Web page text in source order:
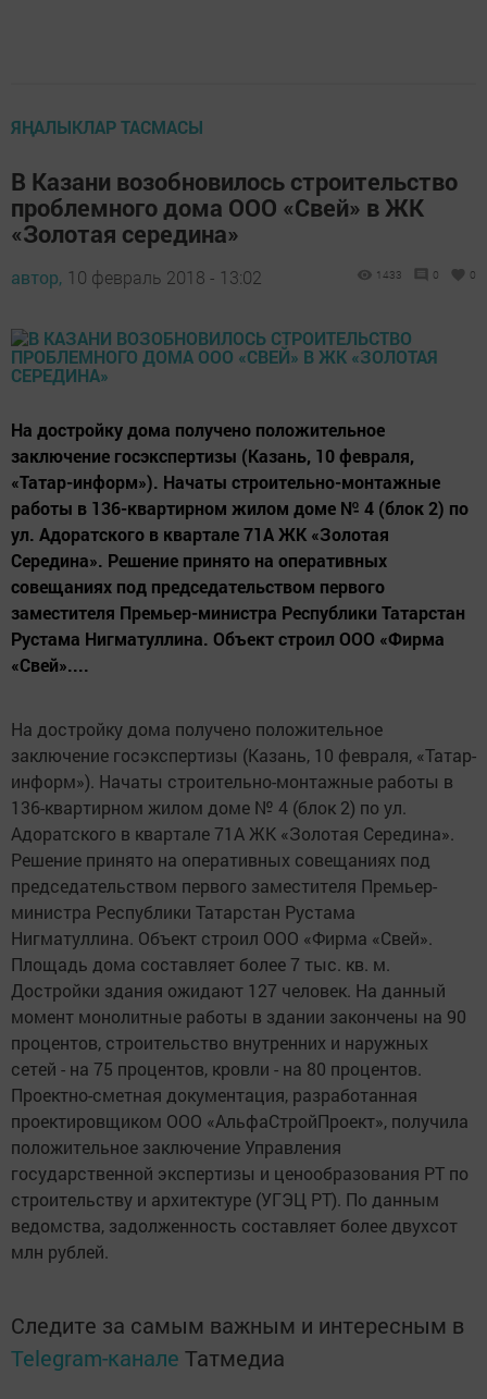
ЯҢАЛЫКЛАР ТАСМАСЫ
В Казани возобновилось строительство
проблемного дома ООО «Свей» в ЖК
«Золотая середина»
автор, 10 февраль 2018 - 13:02 1433 0 0
На достройку дома получено положительное
заключение госэкспертизы (Казань, 10 февраля,
«Татар-информ»). Начаты строительно-монтажные
работы в 136-квартирном жилом доме № 4 (блок 2) по
ул. Адоратского в квартале 71А ЖК «Золотая
Середина». Решение принято на оперативных
совещаниях под председательством первого
заместителя Премьер-министра Республики Татарстан
Рустама Нигматуллина. Объект строил ООО «Фирма
«Свей»....
На достройку дома получено положительное
заключение госэкспертизы (Казань, 10 февраля, «Татар-
информ»). Начаты строительно-монтажные работы в
136-квартирном жилом доме № 4 (блок 2) по ул.
Адоратского в квартале 71А ЖК «Золотая Середина».
Решение принято на оперативных совещаниях под
председательством первого заместителя Премьер-
министра Республики Татарстан Рустама
Нигматуллина. Объект строил ООО «Фирма «Свей».
Площадь дома составляет более 7 тыс. кв. м.
Достройки здания ожидают 127 человек. На данный
момент монолитные работы в здании закончены на 90
процентов, строительство внутренних и наружных
сетей - на 75 процентов, кровли - на 80 процентов.
Проектно-сметная документация, разработанная
проектировщиком ООО «АльфаСтройПроект», получила
положительное заключение Управления
государственной экспертизы и ценообразования РТ по
строительству и архитектуре (УГЭЦ РТ). По данным
ведомства, задолженность составляет более двухсот
млн рублей.
Следите за самым важным и интересным в
Telegram-канале Татмедиа